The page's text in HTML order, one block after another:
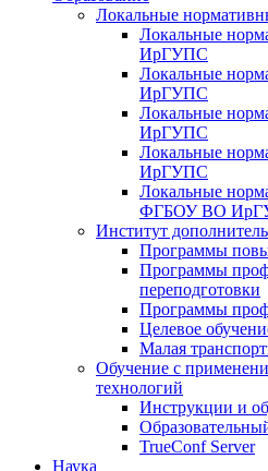
Локальные
Локальные
ИрГУПС
Локальные
ИрГУПС
Локальные
ИрГУПС
Локальные
ИрГУПС
Локальные
ФГБОУ ВО
Институт
Программы
Программы
переподготовки
Программы
Целевое
Малая
Обучение с
технологий
Инструкции и
TrueConf Server
Наука